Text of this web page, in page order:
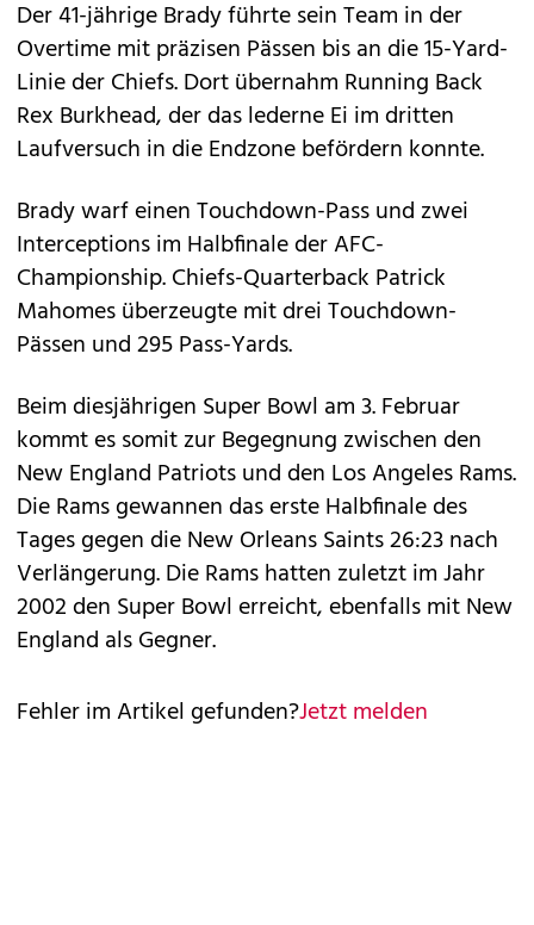
Der 41-jährige Brady führte sein Team in der
Overtime mit präzisen Pässen bis an die 15-Yard-
Linie der Chiefs. Dort übernahm Running Back
Rex Burkhead, der das lederne Ei im dritten
Laufversuch in die Endzone befördern konnte.
Brady warf einen Touchdown-Pass und zwei
Interceptions im Halbfinale der AFC-
Championship. Chiefs-Quarterback Patrick
Mahomes überzeugte mit drei Touchdown-
Pässen und 295 Pass-Yards.
Beim diesjährigen Super Bowl am 3. Februar
kommt es somit zur Begegnung zwischen den
New England Patriots und den Los Angeles Rams.
Die Rams gewannen das erste Halbfinale des
Tages gegen die New Orleans Saints 26:23 nach
Verlängerung. Die Rams hatten zuletzt im Jahr
2002 den Super Bowl erreicht, ebenfalls mit New
England als Gegner.
Fehler im Artikel gefunden?Jetzt melden